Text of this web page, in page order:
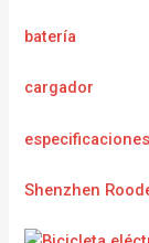
batería
cargador
especificaciones
Shenzhen